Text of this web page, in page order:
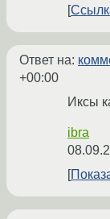
Ответ на:
+00:00
Иксы
ibra